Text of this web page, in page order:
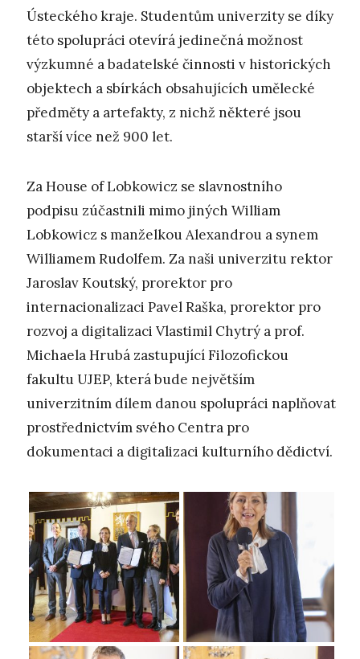
Ústeckého kraje. Studentům univerzity se díky
této spolupráci otevírá jedinečná možnost
výzkumné a badatelské činnosti v historických
objektech a sbírkách obsahujících umělecké
předměty a artefakty, z nichž některé jsou
starší více než 900 let.
Za House of Lobkowicz se slavnostního
podpisu zúčastnili mimo jiných William
Lobkowicz s manželkou Alexandrou a synem
Williamem Rudolfem. Za naši univerzitu rektor
Jaroslav Koutský, prorektor pro
internacionalizaci Pavel Raška, prorektor pro
rozvoj a digitalizaci Vlastimil Chytrý a prof.
Michaela Hrubá zastupující Filozofickou
fakultu UJEP, která bude největším
univerzitním dílem danou spolupráci naplňovat
prostřednictvím svého Centra pro
dokumentaci a digitalizaci kulturního dědictví.